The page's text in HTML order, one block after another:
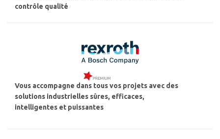
contrôle qualité
Vous accompagne dans tous vos projets avec des
solutions industrielles sûres, efficaces,
intelligentes et puissantes